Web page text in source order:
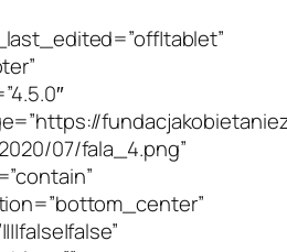
07/fala_4.png”